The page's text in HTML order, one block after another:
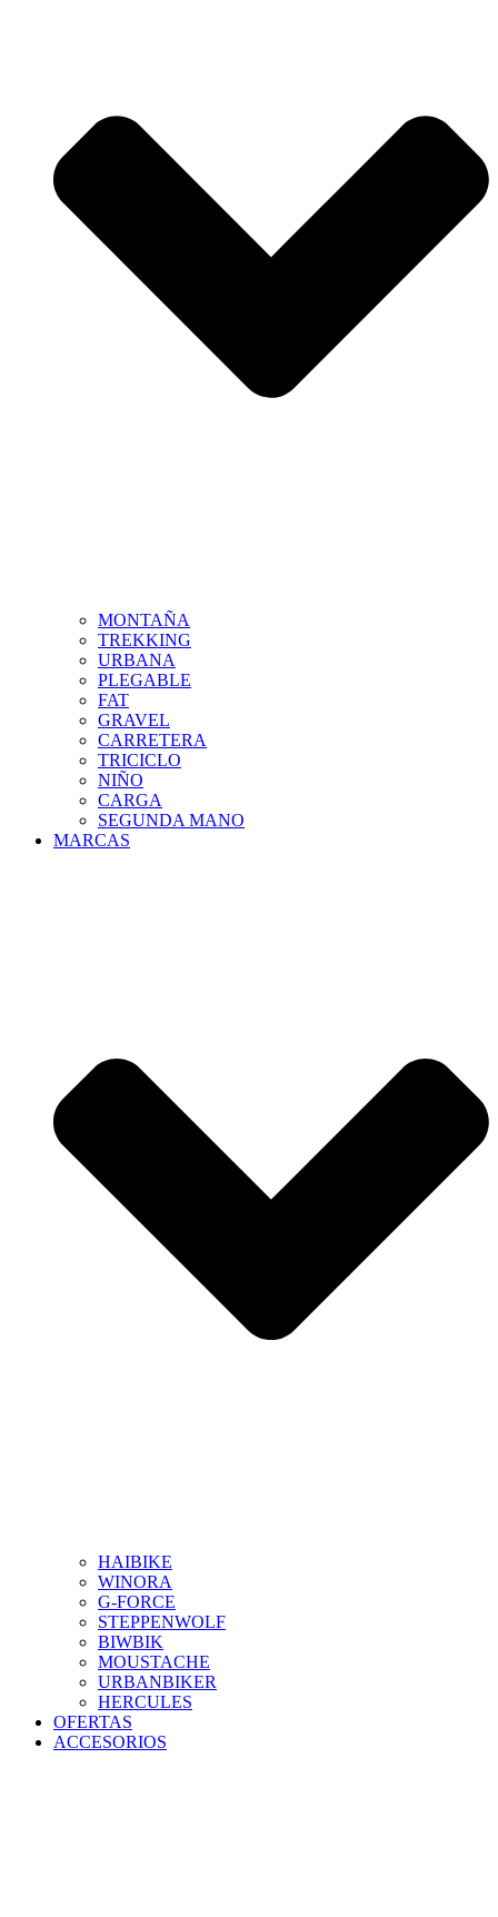
MONTAÑA
TREKKING
URBANA
PLEGABLE
FAT
GRAVEL
CARRETERA
TRICICLO
NIÑO
CARGA
SEGUNDA MANO
MARCAS
HAIBIKE
WINORA
G-FORCE
STEPPENWOLF
BIWBIK
MOUSTACHE
URBANBIKER
HERCULES
OFERTAS
ACCESORIOS